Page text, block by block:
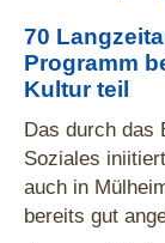
70
Programm
Kultur teil
Das durch das
Soziales
auch in
bereits gut